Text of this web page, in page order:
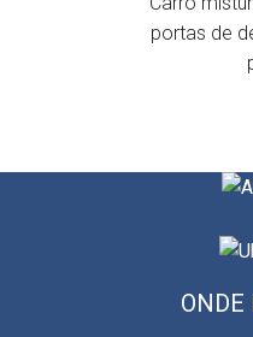
portas de
ONDE